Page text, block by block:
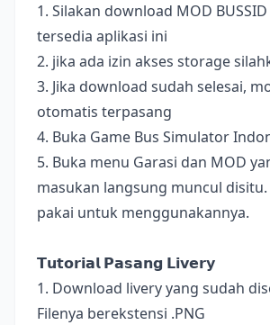
1. Silakan download MOD
tersedia aplikasi ini
2. jika ada izin akses storage
3. Jika download sudah selesai,
otomatis terpasang
4. Buka Game Bus Simulator
5. Buka menu Garasi dan MOD
masukan langsung muncul disitu.
pakai untuk menggunakannya.
𝗧𝘂𝘁𝗼𝗿𝗶𝗮𝗹 𝗣𝗮𝘀𝗮𝗻𝗴 𝗟𝗶𝘃𝗲𝗿𝘆
1. Download livery yang sudah
Filenya berekstensi .PNG